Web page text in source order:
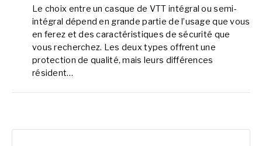
Le choix entre un casque de VTT intégral ou semi-
intégral dépend en grande partie de l’usage que vous
en ferez et des caractéristiques de sécurité que
vous recherchez. Les deux types offrent une
protection de qualité, mais leurs différences
résident…